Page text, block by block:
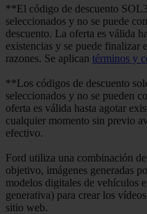
**El código de descuento
seleccionados y no se puede
descuento. La oferta es válida
existencias y se puede finalizar
razones. Se aplican términos y
**Los códigos de descuento
seleccionados y no se pueden
oferta es válida hasta agotar
cualquier momento sin previo
efectivo.
Ford utiliza una combinación
objetivo, imágenes generadas
modelos digitales de vehículos
generativa) para crear los
sitio web.